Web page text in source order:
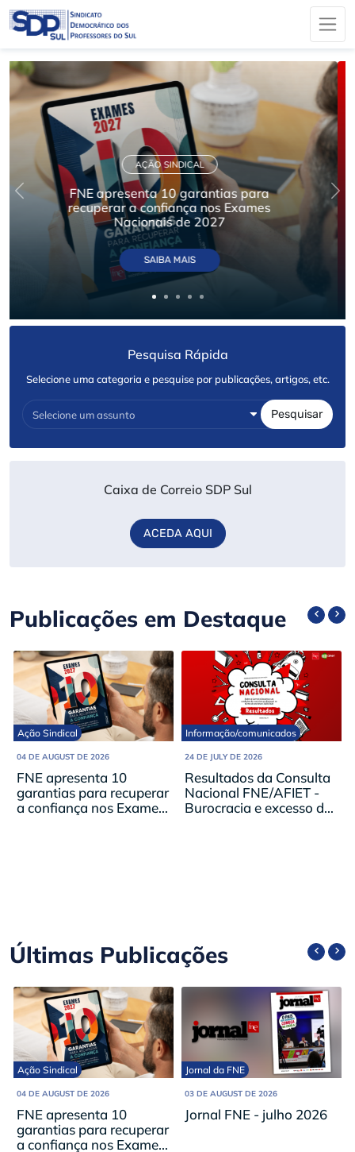
INFORMAÇÃO/COMUNICADOS
Resultados da Consulta Nacional
FNE/AFIET - Burocracia e excesso de
trabalho no topo das preocupações
SAIBA MAIS
Pesquisa Rápida
Selecione uma categoria e pesquise por publicações, artigos, etc.
Pesquisar
Caixa de Correio SDP Sul
ACEDA AQUI
Publicações em Destaque
Ação Sindical
04 DE AUGUST DE 2026
FNE apresenta 10
garantias para recuperar
a confiança nos Exames
Informação/comunicados
24 DE JULY DE 2026
Resultados da Consulta
Nacional FNE/AFIET -
Burocracia e excesso de
Últimas Publicações
Ação Sindical
04 DE AUGUST DE 2026
FNE apresenta 10
garantias para recuperar
a confiança nos Exames
Jornal da FNE
03 DE AUGUST DE 2026
Jornal FNE - julho 2026